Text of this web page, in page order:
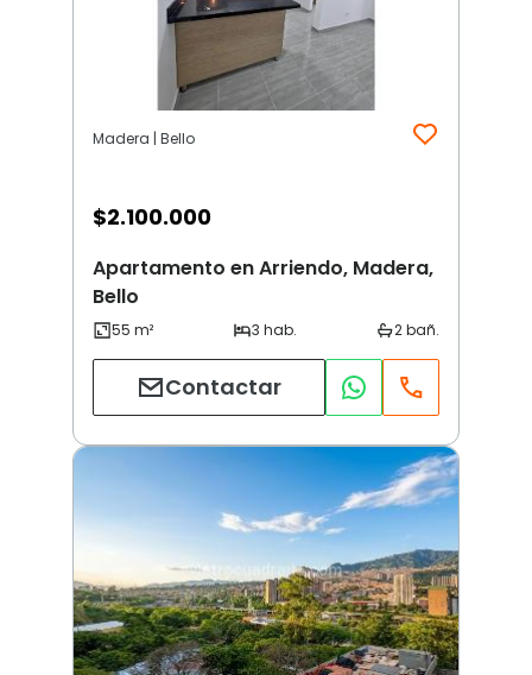
Madera | Bello
$2.100.000
Apartamento en Arriendo, Madera,
Bello
Contactar